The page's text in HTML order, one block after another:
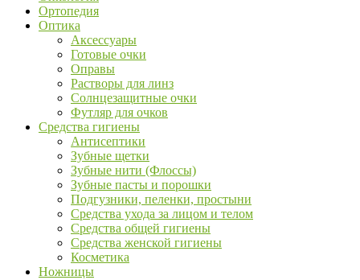
Ортопедия
Оптика
Аксессуары
Готовые очки
Оправы
Растворы для линз
Солнцезащитные очки
Футляр для очков
Средства гигиены
Антисептики
Зубные щетки
Зубные нити (Флоссы)
Зубные пасты и порошки
Подгузники, пеленки, простыни
Средства ухода за лицом и телом
Средства общей гигиены
Средства женской гигиены
Косметика
Ножницы